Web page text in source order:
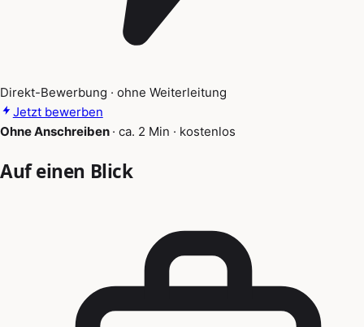
Direkt-Bewerbung · ohne Weiterleitung
Jetzt bewerben
Ohne Anschreiben · ca. 2 Min · kostenlos
Auf einen Blick